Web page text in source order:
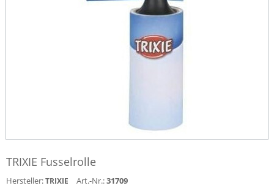
TRIXIE Fusselrolle
Hersteller:TRIXIE Art.-Nr.:31709